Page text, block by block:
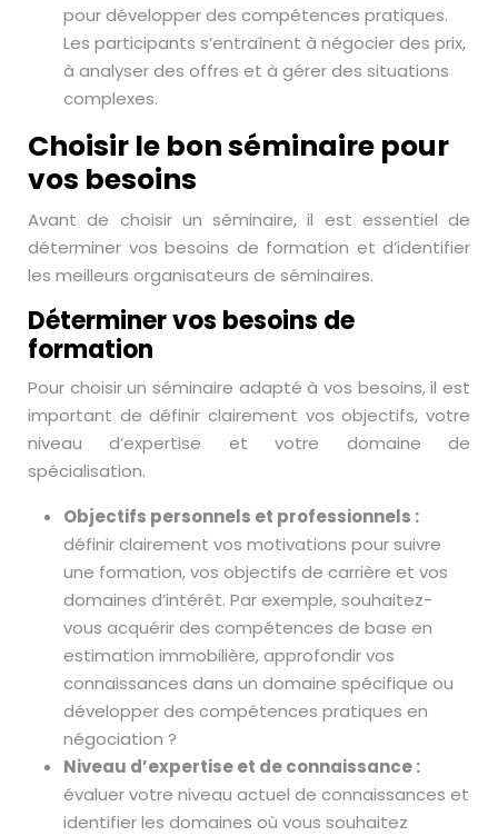
pour développer des compétences pratiques.
Les participants s’entraînent à négocier des prix,
à analyser des offres et à gérer des situations
complexes.
Choisir le bon séminaire pour
vos besoins
Avant de choisir un séminaire, il est essentiel de
déterminer vos besoins de formation et d’identifier
les meilleurs organisateurs de séminaires.
Déterminer vos besoins de
formation
Pour choisir un séminaire adapté à vos besoins, il est
important de définir clairement vos objectifs, votre
niveau d’expertise et votre domaine de
spécialisation.
Objectifs personnels et professionnels :
définir clairement vos motivations pour suivre
une formation, vos objectifs de carrière et vos
domaines d’intérêt. Par exemple, souhaitez-
vous acquérir des compétences de base en
estimation immobilière, approfondir vos
connaissances dans un domaine spécifique ou
développer des compétences pratiques en
négociation ?
Niveau d’expertise et de connaissance :
évaluer votre niveau actuel de connaissances et
identifier les domaines où vous souhaitez